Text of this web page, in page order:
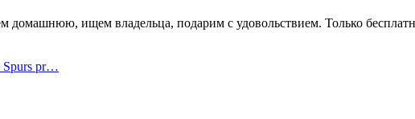
домашнюю, ищем владельца, подарим с удовольствием. Только
Spurs pr…